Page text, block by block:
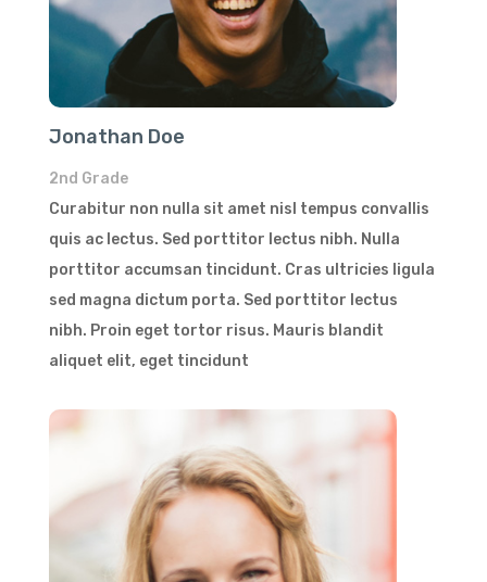
Jonathan Doe
2nd Grade
Curabitur non nulla sit amet nisl tempus convallis
quis ac lectus. Sed porttitor lectus nibh. Nulla
porttitor accumsan tincidunt. Cras ultricies ligula
sed magna dictum porta. Sed porttitor lectus
nibh. Proin eget tortor risus. Mauris blandit
aliquet elit, eget tincidunt